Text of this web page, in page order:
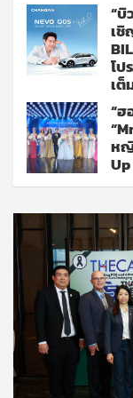
“บิ
เชิ
โป
เต็
“ฮ
หญิ